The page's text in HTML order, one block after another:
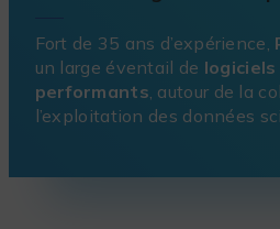
Fort de 35 ans d’expérience,
un large éventail de
performants, autour de la
l’exploitation des données